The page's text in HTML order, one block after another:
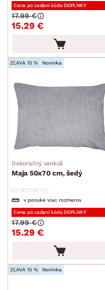
Cena po zadaní kódu DOPLNKY
15.29 €
17.99 €
ZĽAVA 15 % Novinka
Dekoračný vankúš
Maja 50x70 cm, šedý
v ponuke viac rozmerov
Cena po zadaní kódu DOPLNKY
15.29 €
17.99 €
ZĽAVA 15 % Novinka